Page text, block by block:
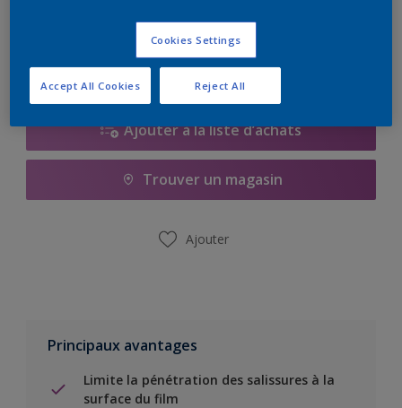
Calculer
Ajouter à la liste d’achats
Trouver un magasin
Ajouter
Principaux avantages
Limite la pénétration des salissures à la
surface du film
Cookies Settings
Reject All
Accept All Cookies